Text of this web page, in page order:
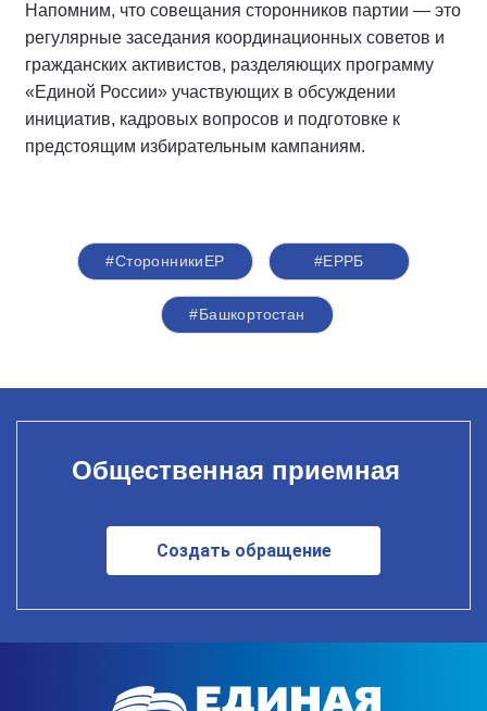
Напомним, что совещания сторонников партии — это
регулярные заседания координационных советов и
гражданских активистов, разделяющих программу
«Единой России» участвующих в обсуждении
инициатив, кадровых вопросов и подготовке к
предстоящим избирательным кампаниям.
#СторонникиЕР #ЕРРБ
#Башкортостан
Общественная приемная
Создать обращение